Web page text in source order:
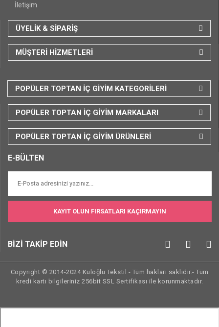
İletişim
ÜYELİK & SİPARİŞ
MÜŞTERİ HİZMETLERİ
POPÜLER TOPTAN İÇ GİYİM KATEGORİLERİ
POPÜLER TOPTAN İÇ GİYİM MARKALARI
POPÜLER TOPTAN İÇ GİYİM ÜRÜNLERİ
E-BÜLTEN
KAYIT OLUN FIRSATLARI KAÇIRMAYIN
BİZİ TAKİP EDİN
Copyright © 2014-2024 Kuloğlu Tekstil - Tüm hakları saklıdır.- Tüm
kredi kartı bilgileriniz 256bit SSL Sertifikası ile korunmaktadır.